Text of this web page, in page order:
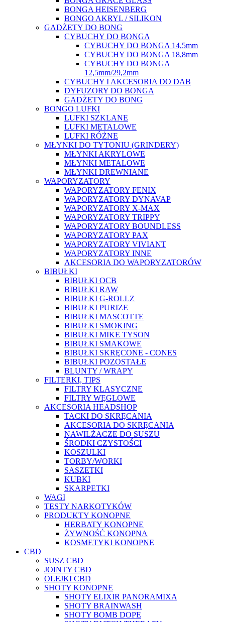
BONGA HEISENBERG
BONGO AKRYL / SILIKON
GADŻETY DO BONG
CYBUCHY DO BONGA
CYBUCHY DO BONGA 14,5mm
CYBUCHY DO BONGA 18,8mm
CYBUCHY DO BONGA
12,5mm/29,2mm
CYBUCHY I AKCESORIA DO DAB
DYFUZORY DO BONGA
GADŻETY DO BONG
BONGO LUFKI
LUFKI SZKLANE
LUFKI METALOWE
LUFKI RÓŻNE
MŁYNKI DO TYTONIU (GRINDERY)
MŁYNKI AKRYLOWE
MŁYNKI METALOWE
MŁYNKI DREWNIANE
WAPORYZATORY
WAPORYZATORY FENIX
WAPORYZATORY DYNAVAP
WAPORYZATORY X-MAX
WAPORYZATORY TRIPPY
WAPORYZATORY BOUNDLESS
WAPORYZATORY PAX
WAPORYZATORY VIVIANT
WAPORYZATORY INNE
AKCESORIA DO WAPORYZATORÓW
BIBUŁKI
BIBUŁKI OCB
BIBUŁKI RAW
BIBUŁKI G-ROLLZ
BIBUŁKI PURIZE
BIBUŁKI MASCOTTE
BIBUŁKI SMOKING
BIBUŁKI MIKE TYSON
BIBUŁKI SMAKOWE
BIBUŁKI SKRĘCONE - CONES
BIBUŁKI POZOSTAŁE
BLUNTY / WRAPY
FILTERKI, TIPS
FILTRY KLASYCZNE
FILTRY WĘGLOWE
AKCESORIA HEADSHOP
TACKI DO SKRĘCANIA
AKCESORIA DO SKRĘCANIA
NAWILŻACZE DO SUSZU
ŚRODKI CZYSTOŚCI
KOSZULKI
TORBY/WORKI
SASZETKI
KUBKI
SKARPETKI
WAGI
TESTY NARKOTYKÓW
PRODUKTY KONOPNE
HERBATY KONOPNE
ŻYWNOŚĆ KONOPNA
KOSMETYKI KONOPNE
CBD
SUSZ CBD
JOINTY CBD
OLEJKI CBD
SHOTY KONOPNE
SHOTY ELIXIR PANORAMIXA
SHOTY BRAINWASH
SHOTY BOMB DOPE